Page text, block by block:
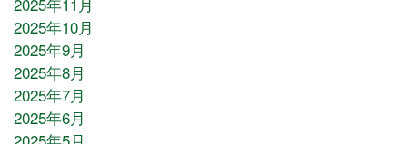
2025年10月
2025年9月
2025年8月
2025年7月
2025年6月